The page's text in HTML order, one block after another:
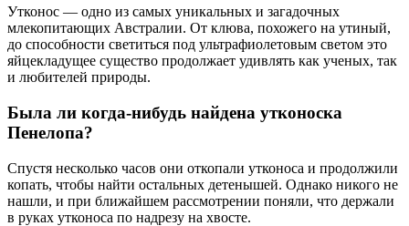
Утконос — одно из самых уникальных и загадочных
млекопитающих Австралии. От клюва, похожего на утиный,
до способности светиться под ультрафиолетовым светом это
яйцекладущее существо продолжает удивлять как ученых, так
и любителей природы.
Была ли когда-нибудь найдена утконоска
Пенелопа?
Спустя несколько часов они откопали утконоса и продолжили
копать, чтобы найти остальных детенышей. Однако никого не
нашли, и при ближайшем рассмотрении поняли, что держали
в руках утконоса по надрезу на хвосте.